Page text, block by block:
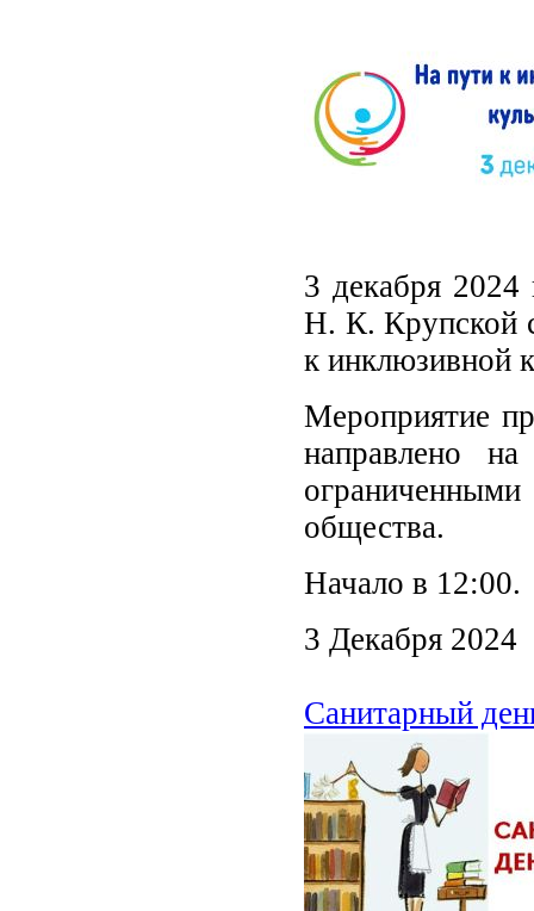
3 декабря 2024
Н. К. Крупской
к инклюзивной
Мероприятие
направлено
общества.
Начало в
3 Декабря 2024
Санитарный